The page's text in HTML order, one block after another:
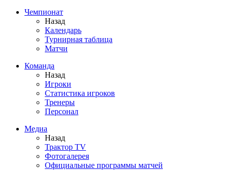
Чемпионат
Назад
Календарь
Турнирная таблица
Матчи
Команда
Назад
Игроки
Статистика игроков
Тренеры
Персонал
Медиа
Назад
Трактор TV
Фотогалерея
Официальные программы матчей